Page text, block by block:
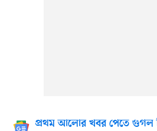
প্রথম আলোর খবর পেতে গুগল